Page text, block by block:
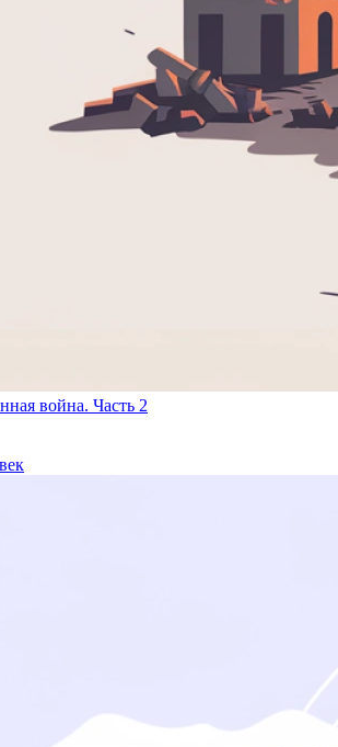
война. Часть 2